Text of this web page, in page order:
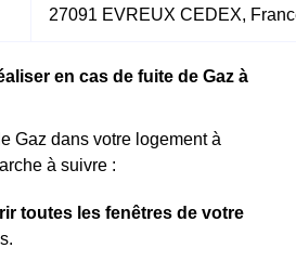
27091 EVREUX CEDEX,
en cas de fuite de Gaz à
Gaz dans votre logement à
à suivre :
toutes les fenêtres de votre